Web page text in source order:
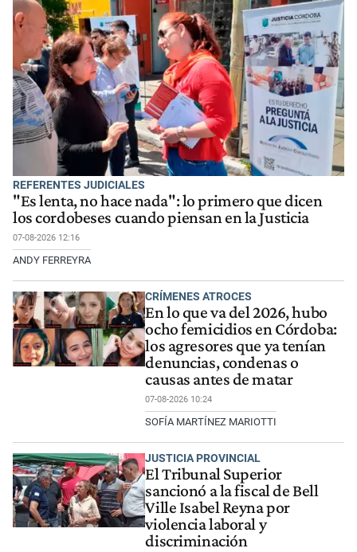
REFERENTES JUDICIALES
"Es lenta, no hace nada": lo primero que dicen
los cordobeses cuando piensan en la Justicia
07-08-2026 12:16
ANDY FERREYRA
CRÍMENES ATROCES
En lo que va del 2026, hubo
ocho femicidios en Córdoba:
los agresores que ya tenían
denuncias, condenas o
causas antes de matar
07-08-2026 10:24
SOFÍA MARTÍNEZ MARIOTTI
JUSTICIA PROVINCIAL
El Tribunal Superior
sancionó a la fiscal de Bell
Ville Isabel Reyna por
violencia laboral y
discriminación